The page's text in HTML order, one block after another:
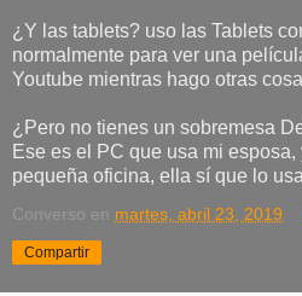
¿Y las tablets? uso las Tablets
normalmente para ver una
Youtube mientras hago otras
¿Pero no tienes un sobremesa
Ese es el PC que usa mi
pequeña oficina, ella sí que lo
Converso en martes, abril 23, 2019
Compartir